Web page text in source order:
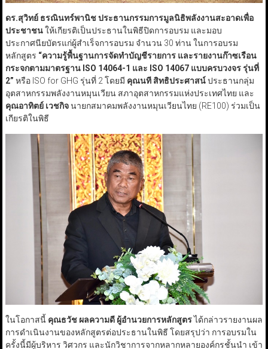
ดร.สุวิทย์ ธรณินทร์พานิช ประธานกรรมการมูลนิธิพลังงานสะอาดเพื่อ
ประชาชนให้เกียรติเป็นประธานในพิธีปิดการอบรม และมอบ
ประกาศนียบัตรแก่ผู้สำเร็จการอบรม จำนวน 30 ท่าน ในการอบรม
หลักสูตร “ความรู้พื้นฐานการจัดทำบัญชีรายการ และรายงานก๊าซเรือน
กระจกตามมาตรฐาน ISO 14064-1 และ ISO 14067 แบบครบวงจร รุ่นที่
2” หรือ ISO for GHG รุ่นที่ 2 โดยมี คุณนที สิทธิประศาสน์ประธานกลุ่ม
อุตสาหกรรมพลังงานหมุนเวียน สภาอุตสาหกรรมแห่งประเทศไทย และ
คุณอาทิตย์ เวชกิจนายกสมาคมพลังงานหมุนเวียนไทย (RE100) ร่วมเป็น
เกียรติในพิธี
ในโอกาสนี้ คุณธวัช ผลความดี ผู้อำนวยการหลักสูตรได้กล่าวรายงานผล
การดำเนินงานของหลักสูตรต่อประธานในพิธี โดยสรุปว่า การอบรมใน
ครั้งนี้มีผู้บริหาร วิศวกร และนักวิชาการจากหลากหลายองค์กรชั้นนำ เข้า